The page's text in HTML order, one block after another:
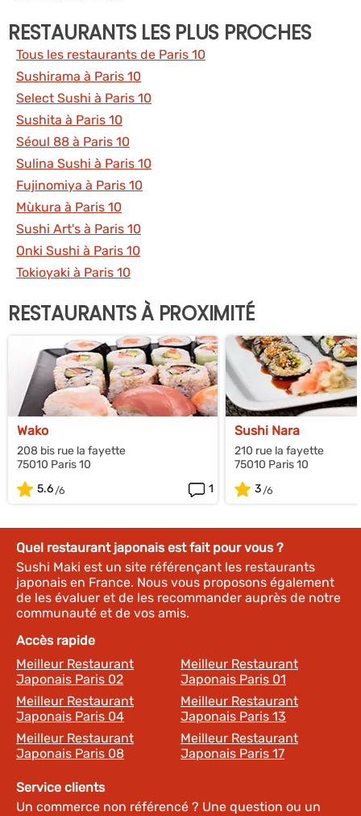
RESTAURANTS LES PLUS PROCHES
Tous les restaurants de Paris 10
Sushirama à Paris 10
Select Sushi à Paris 10
Sushita à Paris 10
Séoul 88 à Paris 10
Sulina Sushi à Paris 10
Fujinomiya à Paris 10
Mùkura à Paris 10
Sushi Art's à Paris 10
Onki Sushi à Paris 10
Tokioyaki à Paris 10
RESTAURANTS À PROXIMITÉ
Wako
208 bis rue la fayette
75010 Paris 10
5.6
1
Sushi Nara
210 rue la fayette
75010 Paris 10
3
Quel restaurant japonais est fait pour vous ?
Sushi Maki est un site référençant les restaurants
japonais en France. Nous vous proposons également
de les évaluer et de les recommander auprès de notre
communauté et de vos amis.
Accès rapide
Meilleur Restaurant
Japonais Paris 02
Meilleur Restaurant
Japonais Paris 01
Meilleur Restaurant
Japonais Paris 04
Meilleur Restaurant
Japonais Paris 13
Meilleur Restaurant
Japonais Paris 08
Meilleur Restaurant
Japonais Paris 17
Service clients
Un commerce non référencé ? Une question ou un